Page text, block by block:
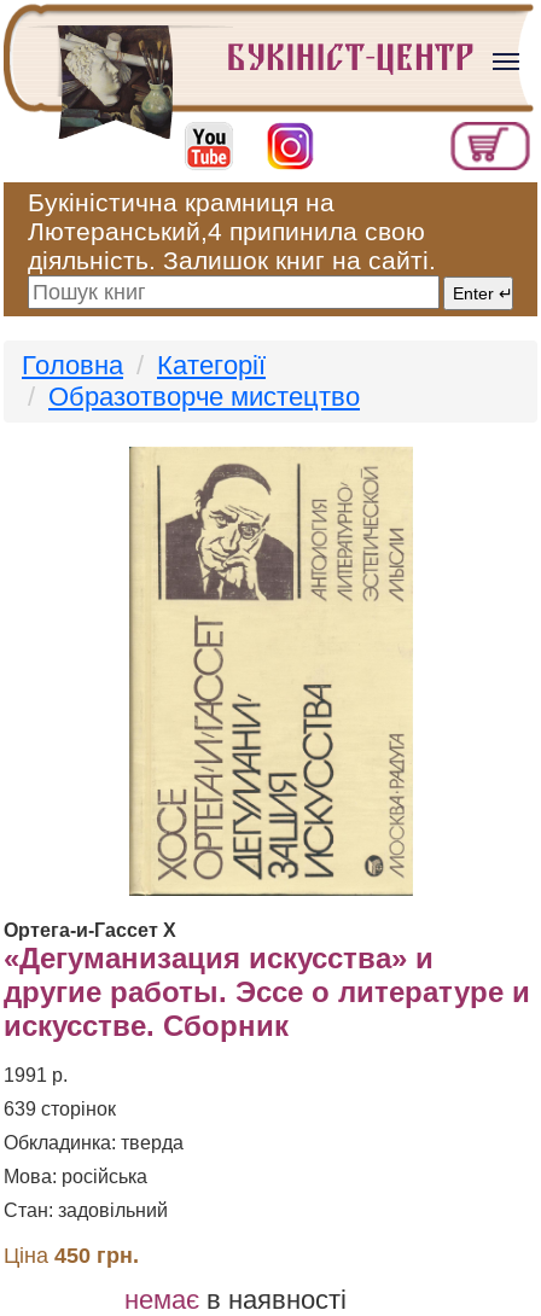
Букіністична крамниця на
Лютеранський,4 припинила свою
діяльність. Залишок книг на сайті.
Головна
Категорії
Образотворче мистецтво
Ортега-и-Гассет X
«Дегуманизация искусства» и
другие работы. Эссе о литературе и
искусстве. Сборник
1991 р.
639 сторінок
Обкладинка: тверда
Мова: російська
Стан: задовільний
Ціна 450 грн.
немає в наявності